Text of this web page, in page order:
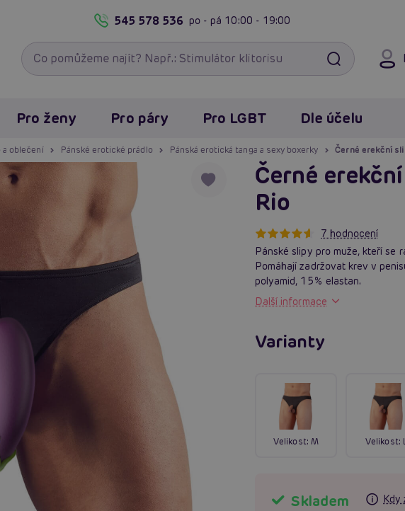
545 578 536 po - pá 10:00 - 19:00
Pro ženy Pro páry Pro LGBT Dle účelu
a oblečení Pánské erotické prádlo Pánská erotická tanga a sexy boxerky Černé erekční
Černé
Rio
7 hodnocení
Pánské slipy pro muže, kteří se
Pomáhají zadržovat krev v
polyamid, 15% elastan.
Další informace
Varianty
Velikost: M Velikost:
Skladem Kdy